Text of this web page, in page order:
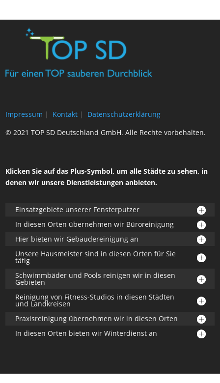
Impressum | Kontakt |
Datenschutzerklärung
© 2021 TOP SD Deutschland GmbH. Alle Rechte vorbehalten.
Klicken Sie auf das Plus-Symbol, um alle Städte zu sehen, in
denen wir unsere Dienstleistungen anbieten.
Einsatzgebiete unserer Fensterputzer
In diesen Orten übernehmen wir Büroreinigung
Hier bieten wir Gebäudereinigung an
Unsere Hausmeister sind in diesen Orten für Sie
tätig
Schwimmbäder und Pools reinigen wir in diesen
Gebieten
Reinigung von Fitness-Studios in diesen Städten
und Landkreisen
Praxisreinigung übernehmen wir in diesen Orten
In diesen Orten bieten wir Winterdienst an